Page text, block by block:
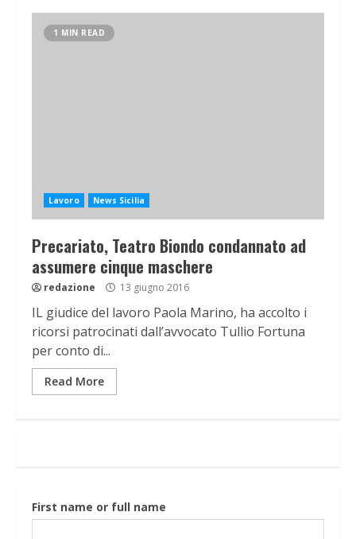
1 MIN READ
Lavoro News Sicilia
Precariato, Teatro Biondo condannato ad
assumere cinque maschere
redazione 13 giugno 2016
IL giudice del lavoro Paola Marino, ha accolto i
ricorsi patrocinati dall’avvocato Tullio Fortuna
per conto di...
Read More
First name or full name